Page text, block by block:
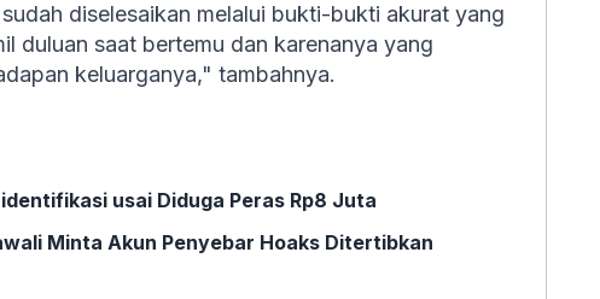
diselesaikan melalui bukti-bukti akurat yang
duluan saat bertemu dan karenanya yang
keluarganya," tambahnya.
usai Diduga Peras Rp8 Juta
Minta Akun Penyebar Hoaks Ditertibkan